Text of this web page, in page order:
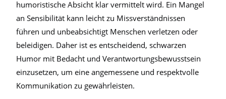
humoristische Absicht klar vermittelt wird. Ein Mangel
an Sensibilität kann leicht zu Missverständnissen
führen und unbeabsichtigt Menschen verletzen oder
beleidigen. Daher ist es entscheidend, schwarzen
Humor mit Bedacht und Verantwortungsbewusstsein
einzusetzen, um eine angemessene und respektvolle
Kommunikation zu gewährleisten.